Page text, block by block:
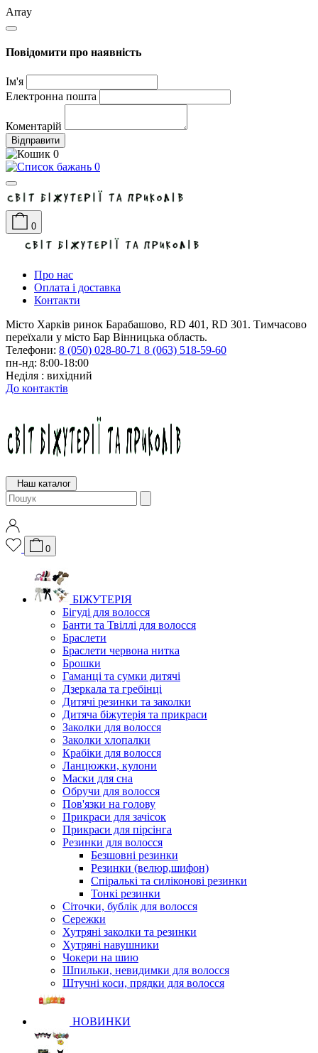
Array
Повідомити про наявність
Ім'я
Електронна пошта
Коментарій
Відправити
0
0
0
Про нас
Оплата і доставка
Контакти
Місто Харків ринок Барабашово, RD 401, RD 301. Тимчасово
переїхали у місто Бар Вінницька область.
Телефони: 8 (050) 028-80-71 8 (063) 518-59-60
пн-нд: 8:00-18:00
Неділя : вихідний
До контактів
Наш каталог
0
БІЖУТЕРІЯ
Бігуді для волосся
Банти та Твіллі для волосся
Браслети
Браслети червона нитка
Брошки
Гаманці та сумки дитячі
Дзеркала та гребінці
Дитячі резинки та заколки
Дитяча біжутерія та прикраси
Заколки для волосся
Заколки хлопалки
Крабіки для волосся
Ланцюжки, кулони
Маски для сна
Обручи для волосся
Пов'язки на голову
Прикраси для зачісок
Прикраси для пірсінга
Резинки для волосся
Безшовні резинки
Резинки (велюр,шифон)
Спіралькі та силіконові резинки
Тонкі резинки
Сіточки, бублік для волосся
Сережки
Хутряні заколки та резинки
Хутряні навушники
Чокери на шию
Шпильки, невидимки для волосся
Штучні коси, прядки для волосся
НОВИНКИ